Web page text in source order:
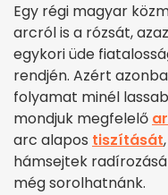
Egy régi magyar
arcról is a rózsát,
egykori üde
rendjén. Azért
folyamat minél
mondjuk megfelelő
arc alapos tiszítását
hámsejtek
még sorolhatnánk.